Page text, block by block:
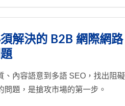
解決的 B2B 網際網路
、內容語意到多語 SEO，找出阻礙
問題，是搶攻市場的第一步。